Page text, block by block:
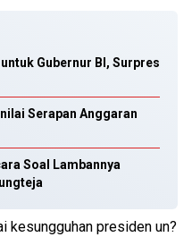
Gubernur BI, Surpres
Serapan Anggaran
Soal Lambannya
kesungguhan presiden un?